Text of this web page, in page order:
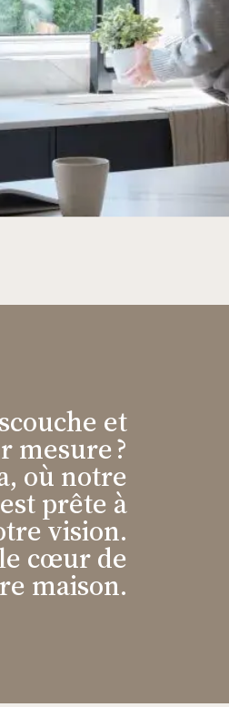
et
mesure ?
où notre
prête à
vision.
cœur de
maison.